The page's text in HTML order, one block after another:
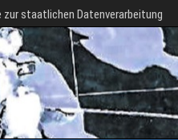
staatlichen Datenverarbeitung